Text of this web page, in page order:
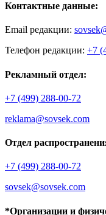
Контактные данные:
Email редакции:
Телефон редакции: +7
Рекламный отдел:
+7 (499) 288-00-72
reklama@sovsek.com
Отдел
+7 (499) 288-00-72
sovsek@sovsek.com
*Организации и